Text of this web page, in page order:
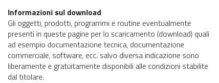
Informazioni sul download
Gli oggetti, prodotti, programmi e routine eventualmente
presenti in queste pagine per lo scaricamento (download) quali
ad esempio documentazione tecnica, documentazione
commerciale, software, ecc. salvo diversa indicazione sono
liberamente e gratuitamente disponibili alle condizioni stabilite
dal titolare.